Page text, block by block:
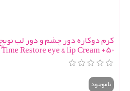
Restore eye & lip Cream +50
ناموجود